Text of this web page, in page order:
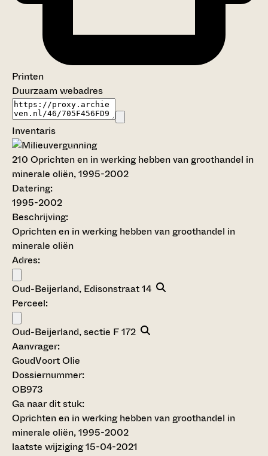
Printen
Duurzaam webadres
Inventaris
210 Oprichten en in werking hebben van groothandel in
minerale oliën, 1995-2002
Datering:
1995-2002
Beschrijving:
Oprichten en in werking hebben van groothandel in
minerale oliën
Adres:
Oud-Beijerland, Edisonstraat 14
Perceel:
Oud-Beijerland, sectie F 172
Aanvrager:
GoudVoort Olie
Dossiernummer:
OB973
Ga naar dit stuk:
Oprichten en in werking hebben van groothandel in
minerale oliën, 1995-2002
laatste wijziging 15-04-2021